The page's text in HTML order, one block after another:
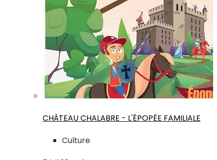
CHÂTEAU CHALABRE - L'ÉPOPÉE FAMILIALE
Culture